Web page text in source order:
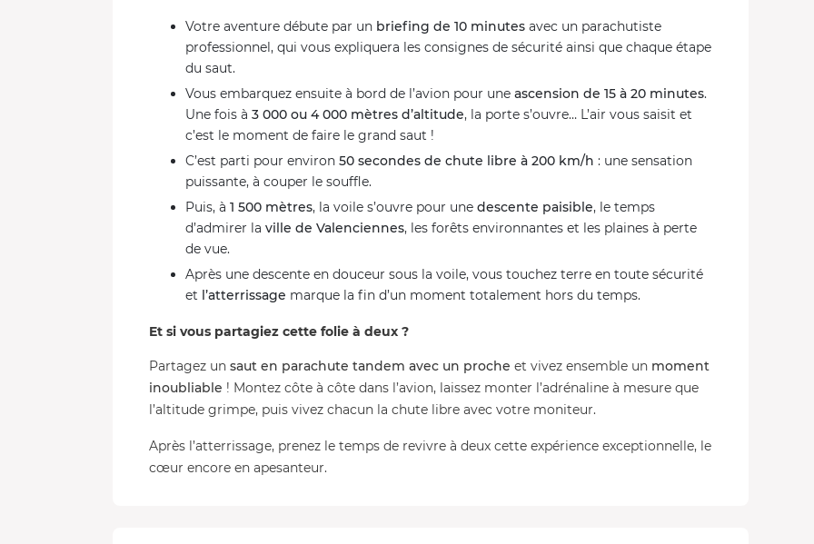
Votre aventure débute par un briefing de 10 minutes avec un parachutiste
professionnel, qui vous expliquera les consignes de sécurité ainsi que chaque étape
du saut.
Vous embarquez ensuite à bord de l’avion pour une ascension de 15 à 20 minutes.
Une fois à 3 000 ou 4 000 mètres d’altitude, la porte s’ouvre… L’air vous saisit et
c’est le moment de faire le grand saut !
C’est parti pour environ 50 secondes de chute libre à 200 km/h : une sensation
puissante, à couper le souffle.
Puis, à 1 500 mètres, la voile s’ouvre pour une descente paisible, le temps
d’admirer la ville de Valenciennes, les forêts environnantes et les plaines à perte
de vue.
Après une descente en douceur sous la voile, vous touchez terre en toute sécurité
et l’atterrissage marque la fin d’un moment totalement hors du temps.
Et si vous partagiez cette folie à deux ?
Partagez un saut en parachute tandem avec un proche et vivez ensemble un moment
inoubliable ! Montez côte à côte dans l’avion, laissez monter l’adrénaline à mesure que
l’altitude grimpe, puis vivez chacun la chute libre avec votre moniteur.
Après l’atterrissage, prenez le temps de revivre à deux cette expérience exceptionnelle, le
cœur encore en apesanteur.